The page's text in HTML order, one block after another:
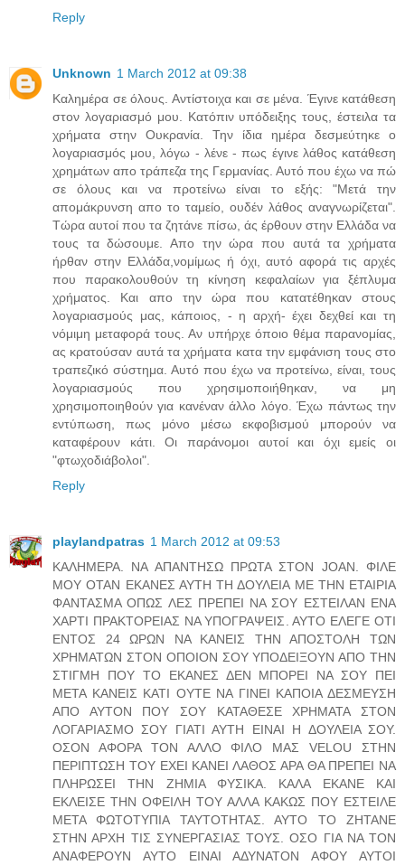
Reply
Unknown 1 March 2012 at 09:38
Καλημέρα σε όλους. Αντίστοιχα και σε μένα. Έγινε κατάθεση
στον λογαριασμό μου. Κατόπιν υπόδειξης τους, έστειλα τα
χρήματα στην Ουκρανία. Την ίδια ημέρα δεσμεύτηκε ο
λογαριασμός μου, λόγω - λένε - πως έγινε λάθος κατάθεση
χρημάτων απο τράπεζα της Γερμανίας. Αυτό που έχω να πώ
σε όλους και να προτείνω είναι το εξής: "Μετά την
απομάκρυνση απο το ταμείο, ουδέν λάθος αναγνωρίζεται".
Τώρα αυτοί που τα ζητάνε πίσω, άς έρθουν στην Ελλάδα να
τους τα δώσουμε. Απο την ώρα που αυτά τα χρήματα
ήρθαν στην Ελλάδα,νομίμως ή όχι, αυτό αφορά τις αρχές
που παρακολουθούν τη κίνηση κεφαλαίων για ξέπλυμα
χρήματος. Και απο την ώρα που κατατέθηκαν στους
λογαριασμούς μας, κάποιος, - η αρχή- έχει δεχθεί και τη
νόμιμη μεταφορά τους. Αν υπήρχε όποιο θέμα παρανομίας,
ας κρατούσαν αυτά τα χρήματα κατα την εμφάνιση τους στο
τραπεζικό σύστημα. Αυτό που έχω να προτείνω, είναι, τους
λογαριασμούς που χρησιμοποιήθηκαν, να μη
χρησιμοποιηθούν για κανέναν άλλο λόγο. Έχω πάντως την
εντύπωση, πως μόνο μέσω εκφοβισμού μπορούν να
καταφέρουν κάτι. Οι παράνομοι αυτοί και όχι εμείς οι
"φτωχοδιάβολοι".
Reply
playlandpatras 1 March 2012 at 09:53
ΚΑΛΗΜΕΡΑ. ΝΑ ΑΠΑΝΤΗΣΩ ΠΡΩΤΑ ΣΤΟΝ JOAN. ΦΙΛΕ
ΜΟΥ ΟΤΑΝ ΕΚΑΝΕΣ ΑΥΤΗ ΤΗ ΔΟΥΛΕΙΑ ΜΕ ΤΗΝ ΕΤΑΙΡΙΑ
ΦΑΝΤΑΣΜΑ ΟΠΩΣ ΛΕΣ ΠΡΕΠΕΙ ΝΑ ΣΟΥ ΕΣΤΕΙΛΑΝ ΕΝΑ
ΧΑΡΤΙ ΠΡΑΚΤΟΡΕΙΑΣ ΝΑ ΥΠΟΓΡΑΨΕΙΣ. ΑΥΤΟ ΕΛΕΓΕ ΟΤΙ
ΕΝΤΟΣ 24 ΩΡΩΝ ΝΑ ΚΑΝΕΙΣ ΤΗΝ ΑΠΟΣΤΟΛΗ ΤΩΝ
ΧΡΗΜΑΤΩΝ ΣΤΟΝ ΟΠΟΙΟΝ ΣΟΥ ΥΠΟΔΕΙΞΟΥΝ ΑΠΟ ΤΗΝ
ΣΤΙΓΜΗ ΠΟΥ ΤΟ ΕΚΑΝΕΣ ΔΕΝ ΜΠΟΡΕΙ ΝΑ ΣΟΥ ΠΕΙ
ΜΕΤΑ ΚΑΝΕΙΣ ΚΑΤΙ ΟΥΤΕ ΝΑ ΓΙΝΕΙ ΚΑΠΟΙΑ ΔΕΣΜΕΥΣΗ
ΑΠΟ ΑΥΤΟΝ ΠΟΥ ΣΟΥ ΚΑΤΑΘΕΣΕ ΧΡΗΜΑΤΑ ΣΤΟΝ
ΛΟΓΑΡΙΑΣΜΟ ΣΟΥ ΓΙΑΤΙ ΑΥΤΗ ΕΙΝΑΙ Η ΔΟΥΛΕΙΑ ΣΟΥ.
ΟΣΟΝ ΑΦΟΡΑ ΤΟΝ ΑΛΛΟ ΦΙΛΟ ΜΑΣ VELOU ΣΤΗΝ
ΠΕΡΙΠΤΩΣΗ ΤΟΥ ΕΧΕΙ ΚΑΝΕΙ ΛΑΘΟΣ ΑΡΑ ΘΑ ΠΡΕΠΕΙ ΝΑ
ΠΛΗΡΩΣΕΙ ΤΗΝ ΖΗΜΙΑ ΦΥΣΙΚΑ. ΚΑΛΑ ΕΚΑΝΕ ΚΑΙ
ΕΚΛΕΙΣΕ ΤΗΝ ΟΦΕΙΛΗ ΤΟΥ ΑΛΛΑ ΚΑΚΩΣ ΠΟΥ ΕΣΤΕΙΛΕ
ΜΕΤΑ ΦΩΤΟΤΥΠΙΑ ΤΑΥΤΟΤΗΤΑΣ. ΑΥΤΟ ΤΟ ΖΗΤΑΝΕ
ΣΤΗΝ ΑΡΧΗ ΤΙΣ ΣΥΝΕΡΓΑΣΙΑΣ ΤΟΥΣ. ΟΣΟ ΓΙΑ ΝΑ ΤΟΝ
ΑΝΑΦΕΡΟΥΝ ΑΥΤΟ ΕΙΝΑΙ ΑΔΥΝΑΤΟΝ ΑΦΟΥ ΑΥΤΟΙ